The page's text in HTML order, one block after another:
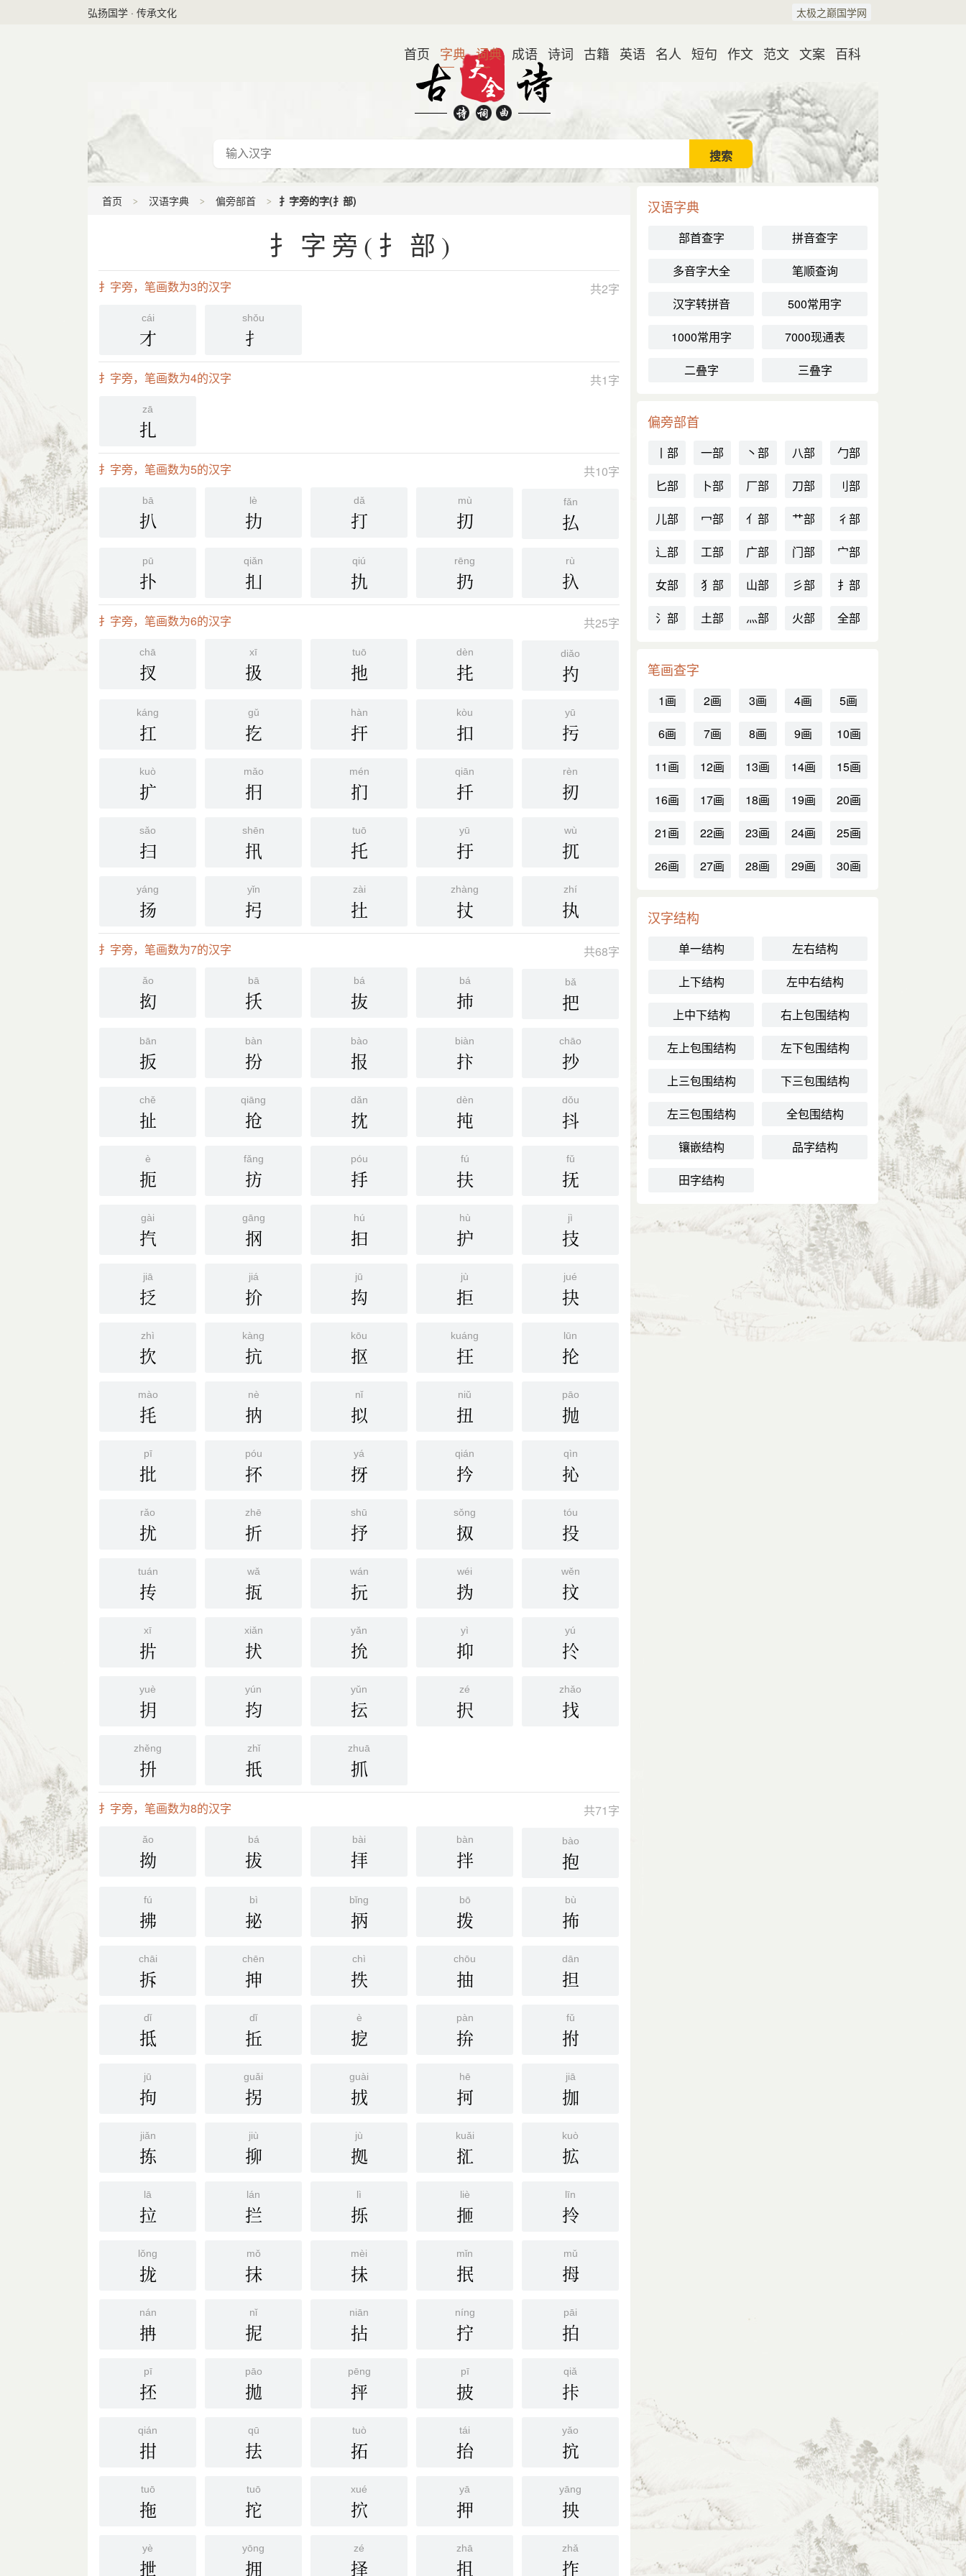
弘扬国学 · 传承文化 太极之巅国学网
首页 字典 词典 成语 诗词 古籍 英语 名人 短句 作文 范文 文案 百科
首页 汉语字典 偏旁部首 扌字旁的字(扌部)
扌字旁(扌部)
共2字
扌字旁，笔画数为3的汉字
cái
才
shǒu
扌
共1字
扌字旁，笔画数为4的汉字
zā
扎
共10字
扌字旁，笔画数为5的汉字
bā
扒
lè
扐
dǎ
打
mù
㧅
fǎn
払
pū
扑
qiǎn
㧄
qiú
扏
rēng
扔
rù
扖
共25字
扌字旁，笔画数为6的汉字
chā
扠
xī
扱
tuō
扡
dèn
扥
diǎo
扚
káng
扛
gǔ
扢
hàn
扞
kòu
扣
yū
扝
kuò
扩
mǎo
㧇
mén
扪
qiān
扦
rèn
扨
sǎo
扫
shēn
扟
tuō
托
yū
扜
wù
扤
yáng
扬
yǐn
㧈
zài
扗
zhàng
扙
zhí
执
共68字
扌字旁，笔画数为7的汉字
ǎo
抝
bā
扷
bá
抜
bá
㧊
bǎ
把
bān
扳
bàn
扮
bào
报
biàn
抃
chāo
抄
chě
扯
qiāng
抢
dǎn
抌
dèn
扽
dǒu
抖
è
扼
fǎng
㧍
póu
抙
fú
扶
fǔ
抚
gài
㧉
gāng
㧏
hú
抇
hù
护
jì
技
jiā
抸
jiá
扴
jū
抅
jù
拒
jué
抉
zhì
扻
kàng
抗
kōu
抠
kuáng
抂
lūn
抡
mào
㧌
nè
抐
nǐ
拟
niǔ
扭
pāo
抛
pī
批
póu
抔
yá
㧎
qián
扲
qìn
抋
rǎo
扰
zhē
折
shū
抒
sǒng
㧐
tóu
投
tuán
抟
wǎ
㧚
wán
抏
wéi
㧑
wěn
抆
xī
扸
xiǎn
㧋
yǎn
抁
yì
抑
yú
扵
yuè
抈
yún
抣
yǔn
抎
zé
択
zhǎo
找
zhěng
抍
zhǐ
扺
zhuā
抓
共71字
扌字旁，笔画数为8的汉字
ǎo
拗
bá
拔
bài
拝
bàn
拌
bào
抱
fú
拂
bì
㧙
bǐng
抦
bō
拨
bù
抪
chāi
拆
chēn
抻
chì
抶
chōu
抽
dān
担
dǐ
抵
dǐ
拞
è
㧖
pàn
拚
fǔ
拊
jū
拘
guǎi
拐
guài
㧔
hē
抲
jiā
拁
jiǎn
拣
jiù
㧕
jù
拠
kuǎi
㧟
kuò
拡
lā
拉
lán
拦
lì
㧰
liè
㧜
līn
拎
lǒng
拢
mǒ
抹
mèi
抺
mǐn
抿
mǔ
拇
nán
抩
nǐ
抳
niān
拈
níng
拧
pāi
拍
pī
抷
pāo
拋
pēng
抨
pī
披
qiǎ
拤
qián
拑
qū
抾
tuò
拓
tái
抬
yǎo
抭
tuō
拖
tuō
拕
xué
㧒
yā
押
yāng
抰
yè
抴
yōng
拥
zé
择
zhā
抯
zhǎ
拃
汉语字典
部首查字
拼音查字
多音字大全
笔顺查询
汉字转拼音
500常用字
1000常用字
7000现通表
二叠字
三叠字
偏旁部首
丨部 一部 丶部 八部
勹部
匕部
卜部 厂部 刀部
刂部
儿部
冖部 亻部 艹部
彳部
辶部
工部 广部 门部
宀部
女部
犭部 山部 彡部
扌部
氵部
土部 灬部 火部 全部
笔画查字
1画 2画 3画 4画
5画
6画
7画 8画 9画
10画
11画
12画 13画 14画
15画
16画
17画 18画 19画
20画
21画
22画 23画 24画
25画
26画
27画 28画 29画 30画
汉字结构
单一结构
左右结构
上下结构
左中右结构
上中下结构
右上包围结构
左上包围结构
左下包围结构
上三包围结构
下三包围结构
左三包围结构
全包围结构
镶嵌结构
品字结构
田字结构